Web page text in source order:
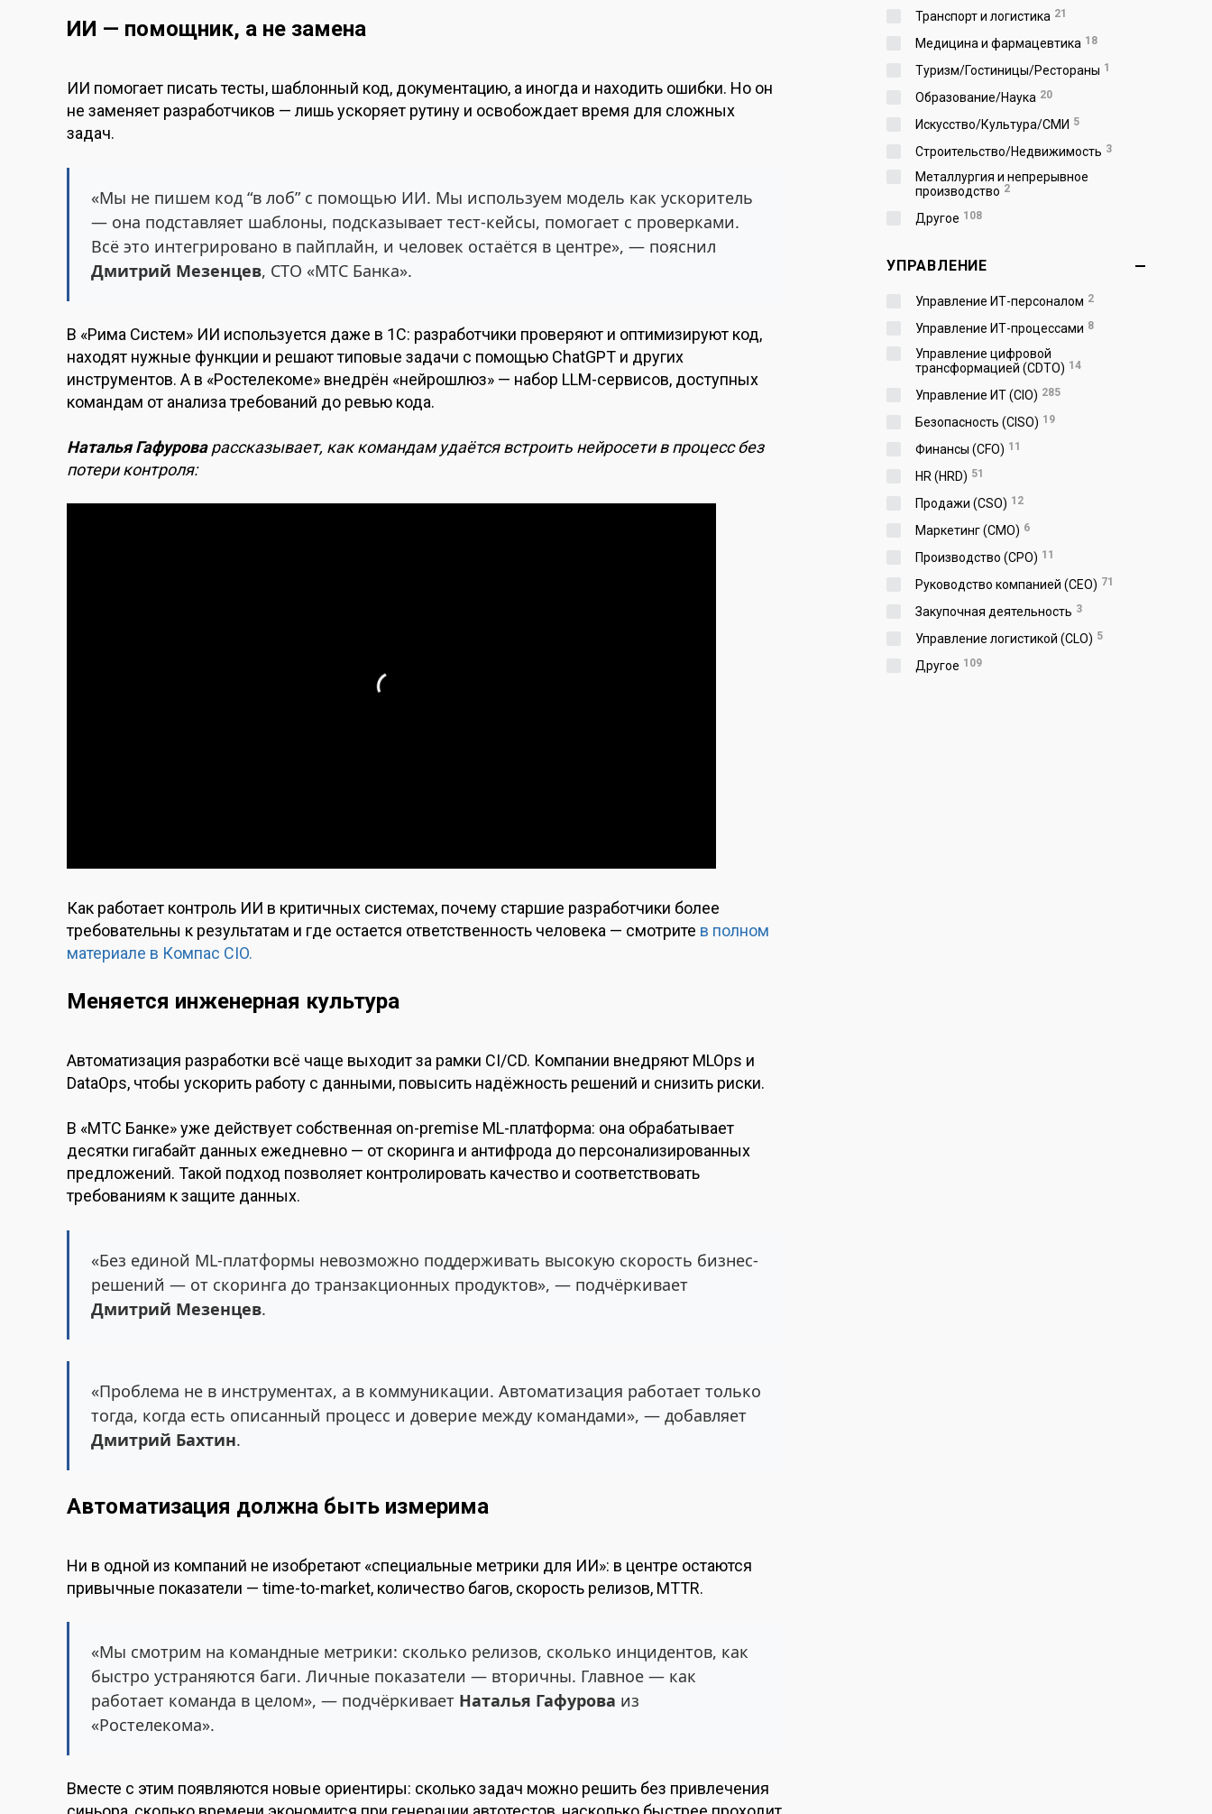
ИИ — помощник, а не замена
ИИ помогает писать тесты, шаблонный код, документацию, а иногда и находить ошибки. Но он
не заменяет разработчиков — лишь ускоряет рутину и освобождает время для сложных
задач.
«Мы не пишем код “в лоб” с помощью ИИ. Мы используем модель как ускоритель
— она подставляет шаблоны, подсказывает тест-кейсы, помогает с проверками.
Всё это интегрировано в пайплайн, и человек остаётся в центре», — пояснил
Дмитрий Мезенцев, CTO «МТС Банка».
В «Рима Систем» ИИ используется даже в 1С: разработчики проверяют и оптимизируют код,
находят нужные функции и решают типовые задачи с помощью ChatGPT и других
инструментов. А в «Ростелекоме» внедрён «нейрошлюз» — набор LLM-сервисов, доступных
командам от анализа требований до ревью кода.
Наталья Гафуроварассказывает, как командам удаётся встроить нейросети в процесс без
потери контроля:
Как работает контроль ИИ в критичных системах, почему старшие разработчики более
требовательны к результатам и где остается ответственность человека — смотрите в полном
материале в Компас CIO.
Меняется инженерная культура
Автоматизация разработки всё чаще выходит за рамки CI/CD. Компании внедряют MLOps и
DataOps, чтобы ускорить работу с данными, повысить надёжность решений и снизить риски.
В «МТС Банке» уже действует собственная on-premise ML-платформа: она обрабатывает
десятки гигабайт данных ежедневно — от скоринга и антифрода до персонализированных
предложений. Такой подход позволяет контролировать качество и соответствовать
требованиям к защите данных.
«Без единой ML-платформы невозможно поддерживать высокую скорость бизнес-
решений — от скоринга до транзакционных продуктов», — подчёркивает
Дмитрий Мезенцев.
«Проблема не в инструментах, а в коммуникации. Автоматизация работает только
тогда, когда есть описанный процесс и доверие между командами», — добавляет
Дмитрий Бахтин.
Автоматизация должна быть измерима
Ни в одной из компаний не изобретают «специальные метрики для ИИ»: в центре остаются
привычные показатели — time-to-market, количество багов, скорость релизов, MTTR.
«Мы смотрим на командные метрики: сколько релизов, сколько инцидентов, как
быстро устраняются баги. Личные показатели — вторичны. Главное — как
работает команда в целом», — подчёркивает Наталья Гафурова из
«Ростелекома».
Вместе с этим появляются новые ориентиры: сколько задач можно решить без привлечения
Транспорт и логистика 21
Медицина и фармацевтика 18
Туризм/Гостиницы/Рестораны 1
Образование/Наука 20
Искусство/Культура/СМИ 5
Строительство/Недвижимость 3
Металлургия и непрерывное
производство 2
Другое 108
УПРАВЛЕНИЕ
Управление ИТ-персоналом 2
Управление ИТ-процессами 8
Управление цифровой
трансформацией (CDTO) 14
Управление ИТ (CIO) 285
Безопасность (CISO) 19
Финансы (CFO) 11
HR (HRD) 51
Продажи (CSO) 12
Маркетинг (CMO) 6
Производство (СPO) 11
Руководство компанией (CEO) 71
Закупочная деятельность 3
Управление логистикой (CLO) 5
Другое 109